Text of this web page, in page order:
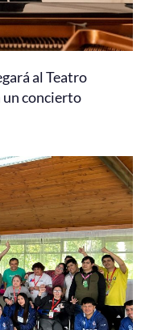
al Teatro
un concierto